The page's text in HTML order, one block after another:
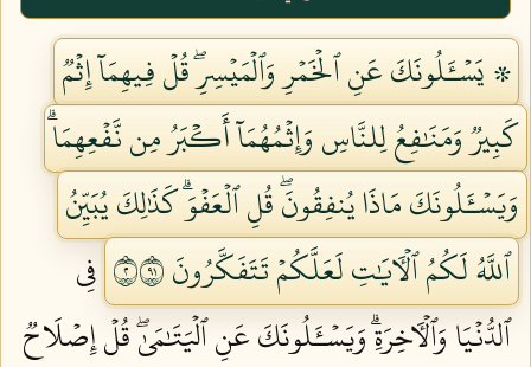
۞ يَسۡـَٔلُونَكَ عَنِ ٱلۡخَمۡرِ وَٱلۡمَيۡسِرِۖ قُلۡ فِيهِمَآ إِثۡمٞ
كَبِيرٞ وَمَنَٰفِعُ لِلنَّاسِ وَإِثۡمُهُمَآ أَكۡبَرُ مِن نَّفۡعِهِمَاۗ
وَيَسۡـَٔلُونَكَ مَاذَا يُنفِقُونَۖ قُلِ ٱلۡعَفۡوَۗ كَذَٰلِكَ يُبَيِّنُ
ٱللَّهُ لَكُمُ ٱلۡأٓيَٰتِ لَعَلَّكُمۡ تَتَفَكَّرُونَ ٢١٩
فِي
ٱلدُّنۡيَا وَٱلۡأٓخِرَةِۗ وَيَسۡـَٔلُونَكَ عَنِ ٱلۡيَتَٰمَىٰۖ قُلۡ إِصۡلَاحٞ